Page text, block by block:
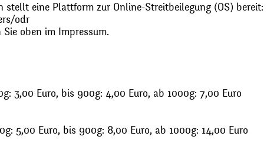
stellt eine Plattform zur Online-Streitbeilegung (OS) bereit:
odr
oben im Impressum.
3,00 Euro, bis 900g: 4,00 Euro, ab 1000g: 7,00 Euro
5,00 Euro, bis 900g: 8,00 Euro, ab 1000g: 14,00 Euro